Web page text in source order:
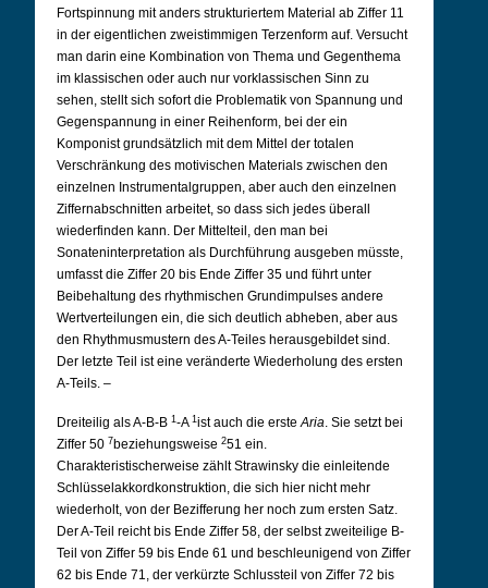
Fortspinnung mit anders strukturiertem Material ab Ziffer 11
in der eigentlichen zweistimmigen Terzenform auf. Versucht
man darin eine Kombination von Thema und Gegenthema
im klassischen oder auch nur vorklassischen Sinn zu
sehen, stellt sich sofort die Problematik von Spannung und
Gegenspannung in einer Reihenform, bei der ein
Komponist grundsätzlich mit dem Mittel der totalen
Verschränkung des motivischen Materials zwischen den
einzelnen Instrumentalgruppen, aber auch den einzelnen
Ziffernabschnitten arbeitet, so dass sich jedes überall
wiederfinden kann. Der Mittelteil, den man bei
Sonateninterpretation als Durchführung ausgeben müsste,
umfasst die Ziffer 20 bis Ende Ziffer 35 und führt unter
Beibehaltung des rhythmischen Grundimpulses andere
Wertverteilungen ein, die sich deutlich abheben, aber aus
den Rhythmusmustern des A-Teiles herausgebildet sind.
Der letzte Teil ist eine veränderte Wiederholung des ersten
A-Teils. –
Dreiteilig als A-B-B 1 -A 1 ist auch die ersteAria. Sie setzt bei
Ziffer 50 7beziehungsweise 251 ein.
Charakteristischerweise zählt Strawinsky die einleitende
Schlüsselakkordkonstruktion, die sich hier nicht mehr
wiederholt, von der Bezifferung her noch zum ersten Satz.
Der A-Teil reicht bis Ende Ziffer 58, der selbst zweiteilige B-
Teil von Ziffer 59 bis Ende 61 und beschleunigend von Ziffer
62 bis Ende 71, der verkürzte Schlussteil von Ziffer 72 bis